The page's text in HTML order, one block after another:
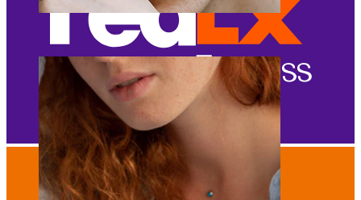
Wenkbrauw